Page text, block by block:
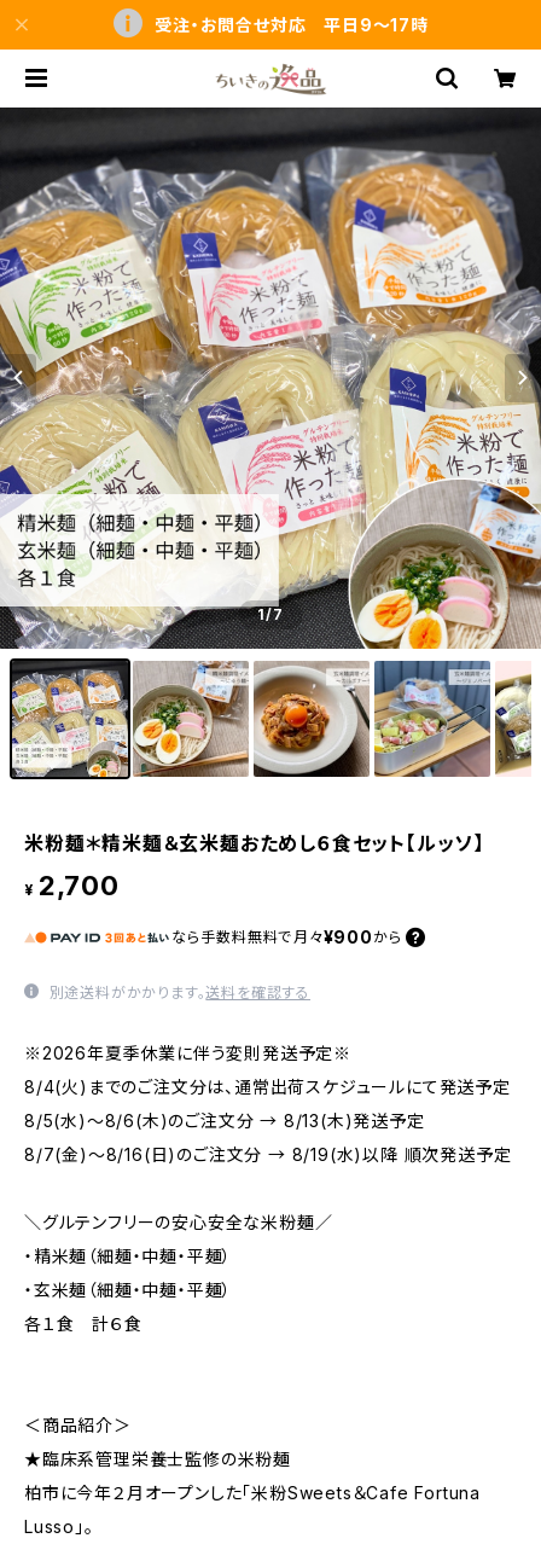
受注・お問合せ対応 平日9～17時
1/7
米粉麺＊精米麺＆玄米麺おためし６食セット【ルッソ】
¥ 2,700
なら 手数料無料で 月々¥900 から
別途送料がかかります。送料を確認する
※2026年夏季休業に伴う変則発送予定※
8/4(火)までのご注文分は、通常出荷スケジュールにて発送予定
8/5(水)～8/6(木)のご注文分 → 8/13(木)発送予定
8/7(金)～8/16(日)のご注文分 → 8/19(水)以降 順次発送予定
＼グルテンフリーの安心安全な米粉麺／
・精米麺（細麺・中麺・平麺）
・玄米麺（細麺・中麺・平麺）
各１食 計６食
＜商品紹介＞
★臨床系管理栄養士監修の米粉麺
柏市に今年２月オープンした「米粉Sweets＆Cafe Fortuna
Lusso」。